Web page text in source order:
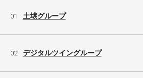
01 土壌グループ
02 デジタルツイングループ